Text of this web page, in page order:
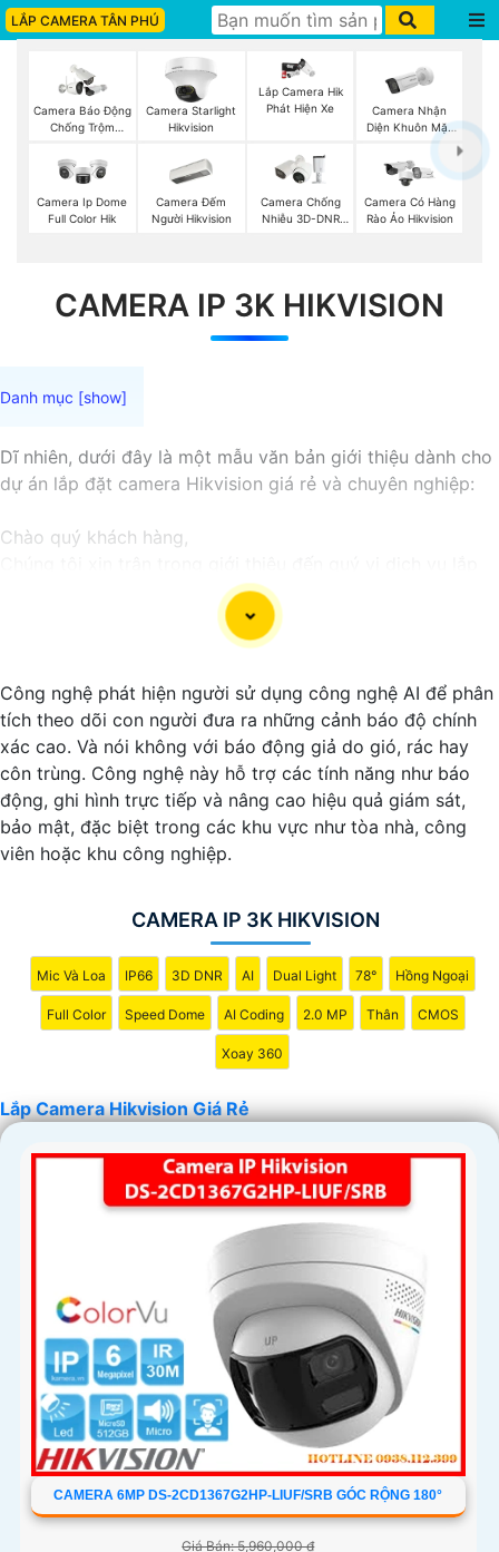
LẮP CAMERA TÂN PHÚ
Camera Báo Động
Chống Trộm
Camera Starlight
Hikvision
Lắp Camera Hik
Phát Hiện Xe
Camera Nhận
Diện Khuôn Mặt
Hikvision
Camera Ip Dome
Full Color Hik
Camera Đếm
Người Hikvision
Camera Chống
Nhiễu 3D-DNR
Camera Có Hàng
Rào Ảo Hikvision
CAMERA IP 3K HIKVISION
Dĩ nhiên, dưới đây là một mẫu văn bản giới thiệu dành cho
dự án lắp đặt camera Hikvision giá rẻ và chuyên nghiệp:
Chào quý khách hàng,
đặt camera Hikvision giá rẻ và chuyên nghiệp cho dự án
Với kinh nghiệm lâu năm trong lĩnh vực lắp đặt camera an
đến cho quý vị những giải pháp an ninh hiệu quả, đáng tin
cậy và tiết kiệm chi phí.
Camera của Hikvision được biết đến là một trong những
thương hiệu hàng đầu thế giới về giải pháp an ninh video.
Với các tính năng và công nghệ tiên tiến, camera Hikvision
không chỉchắc chắnchất lượng hình ảnh sắc nét mà còn
đem đến sự tin cậy và an toàn cho dự án của quý vị.
rẻ và chuyên nghiệp cho dự án của mình, chúng tôi luôn
sẵn lòng hỗ trợ và tư vấn cho quý vị.
Công nghệ phát hiện người sử dụng công nghệ AI để phân
tích theo dõi con người đưa ra những cảnh báo độ chính
xác cao. Và nói không với báo động giả do gió, rác hay
côn trùng. Công nghệ này hỗ trợ các tính năng như báo
động, ghi hình trực tiếp và nâng cao hiệu quả giám sát,
bảo mật, đặc biệt trong các khu vực như tòa nhà, công
viên hoặc khu công nghiệp.
CAMERA IP 3K HIKVISION
Mic Và Loa IP66 3D DNR AI Dual Light 78° Hồng Ngoại
Full Color Speed Dome AI Coding 2.0 MP Thân CMOS
Xoay 360
Lắp Camera Hikvision Giá Rẻ
CAMERA 6MP DS-2CD1367G2HP-LIUF/SRB GÓC RỘNG 180°
Giá Bán: 5,960,000 ₫